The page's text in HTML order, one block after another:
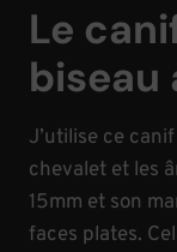
Le
biseau
J’utilise ce
chevalet et les
15mm et son
faces plates.